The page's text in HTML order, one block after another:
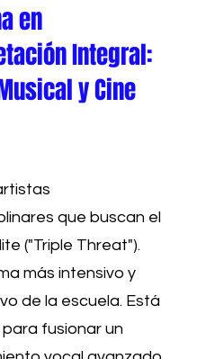
en
Integral:
y Cine
que buscan el
("Triple Threat").
más intensivo y
de la escuela. Está
fusionar un